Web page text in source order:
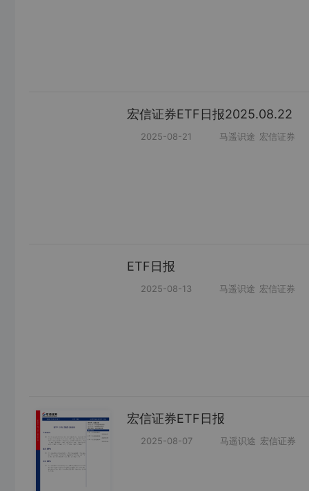
宏信证券ETF日报2025.08.22
2025-08-21 马遥识途 宏信证券
ETF日报
2025-08-13 马遥识途 宏信证券
宏信证券ETF日报
2025-08-07 马遥识途 宏信证券